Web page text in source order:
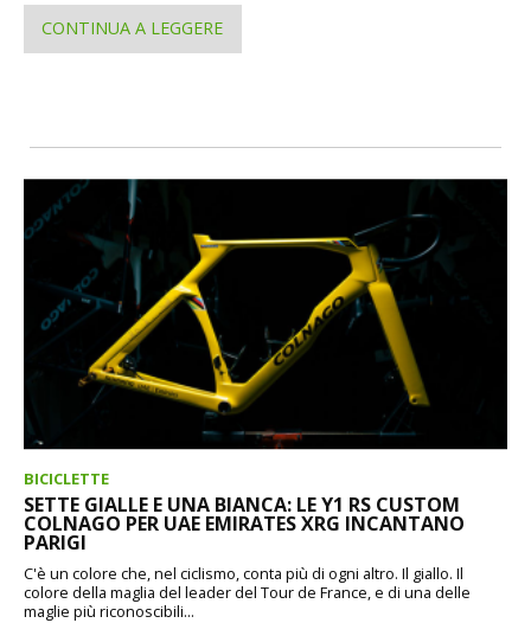
CONTINUA A LEGGERE
BICICLETTE
SETTE GIALLE E UNA BIANCA: LE Y1 RS CUSTOM
COLNAGO PER UAE EMIRATES XRG INCANTANO
PARIGI
C'è un colore che, nel ciclismo, conta più di ogni altro. Il giallo. Il
colore della maglia del leader del Tour de France, e di una delle
maglie più riconoscibili...